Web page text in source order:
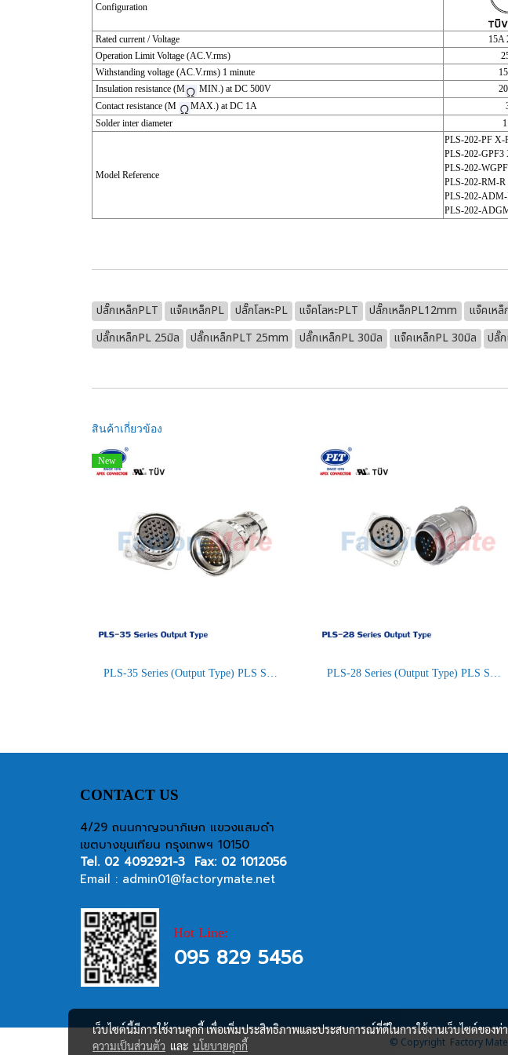
Configuration
Rated current / Voltage 15A
Operation Limit Voltage (AC.V.rms)
Withstanding voltage (AC.V.rms) 1 minute
Insulation resistance (M
MIN.) at DC 500V
Contact resistance (M
MAX.) at DC 1A
Solder inter diameter
Model Reference
PLS-202-PF X-
PLS-202-GPF3
PLS-202-
PLS-202-RM-R
PLS-202-
PLS-202-
ปลั๊กเหล็กPLT แจ็คเหล็กPL ปลั๊กโลหะPL แจ็คโลหะPLT ปลั๊กเหล็กPL12mm แจ็คเห
ปลั๊กเหล็กPL 25มิล
ปลั๊กเหล็กPLT 25mm ปลั๊กเหล็กPL 30มิล แจ็คเหล็กPL 30มิล ปลั๊
สินค้าเกี่ยวข้อง
New
PLS-35 Series (Output Type) PLS Series Square Connectors PLS-28 Series (Output Type) PLS Series Square Connectors
CONTACT US
4/29 ถนนกาญจนาภิเษก แขวงแสมดำ
เขตบางขุนเทียน กรุงเทพฯ 10150
Tel. 02 4092921-3 Fax: 02 1012056
Email : admin01@factorymate.net
Hot Line:
095 829 5456
© Copyright Factory Mate
เว็บไซต์นี้มีการใช้งานคุกกี้ เพื่อเพิ่มประสิทธิภาพและประสบการณ์ที่ดีในการใช้งานเว็บไซต์ของ
ความเป็นส่วนตัว และ นโยบายคุกกี้